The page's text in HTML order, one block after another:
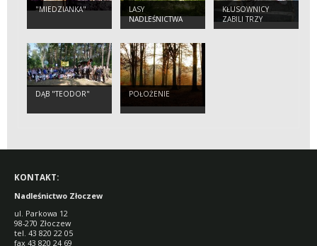
"MIEDZIANKA"
LASY
NADLEŚNICTWA
KŁUSOWNICY
ZABILI TRZY
JELENIE
DĄB "TEODOR" POŁOŻENIE
KONTAKT:
Nadleśnictwo Złoczew
ul. Parkowa 12
98-270 Złoczew
tel. 43 820 22 05
fax 43 820 24 69